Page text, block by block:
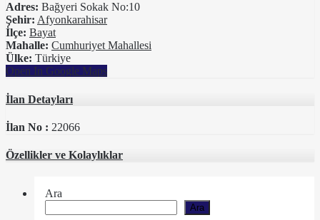
Adres: Bağyeri Sokak No:10
Şehir: Afyonkarahisar
İlçe: Bayat
Mahalle: Cumhuriyet Mahallesi
Ülke: Türkiye
Open In Google Maps
İlan Detayları
İlan No : 22066
Özellikler ve Kolaylıklar
Ara
Ara